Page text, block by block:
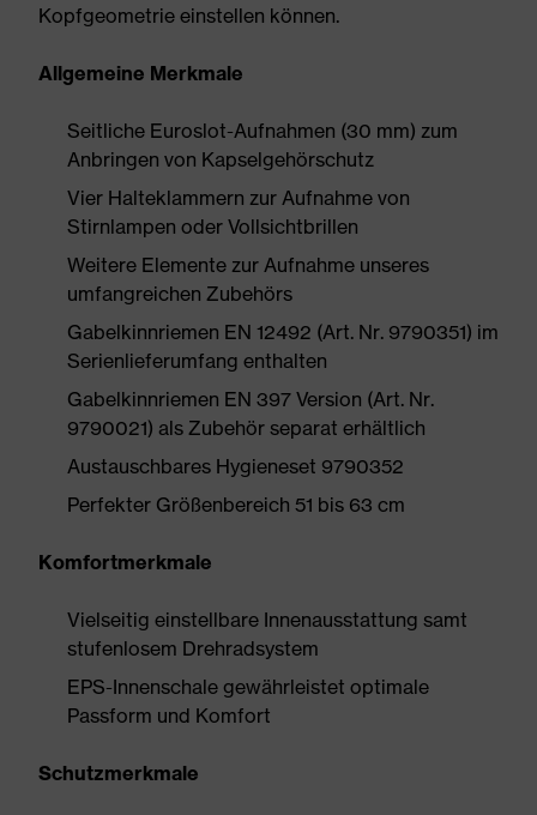
Kopfgeometrie einstellen können.
Allgemeine Merkmale
Seitliche Euroslot-Aufnahmen (30 mm) zum
Anbringen von Kapselgehörschutz
Vier Halteklammern zur Aufnahme von
Stirnlampen oder Vollsichtbrillen
Weitere Elemente zur Aufnahme unseres
umfangreichen Zubehörs
Gabelkinnriemen EN 12492 (Art. Nr. 9790351) im
Serienlieferumfang enthalten
Gabelkinnriemen EN 397 Version (Art. Nr.
9790021) als Zubehör separat erhältlich
Austauschbares Hygieneset 9790352
Perfekter Größenbereich 51 bis 63 cm
Komfortmerkmale
Vielseitig einstellbare Innenausstattung samt
stufenlosem Drehradsystem
EPS-Innenschale gewährleistet optimale
Passform und Komfort
Schutzmerkmale